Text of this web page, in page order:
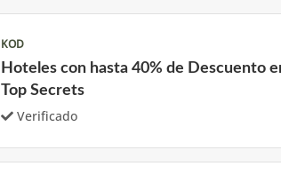
KOD
Hoteles con hasta 40% de Descuento
Top Secrets
Verificado